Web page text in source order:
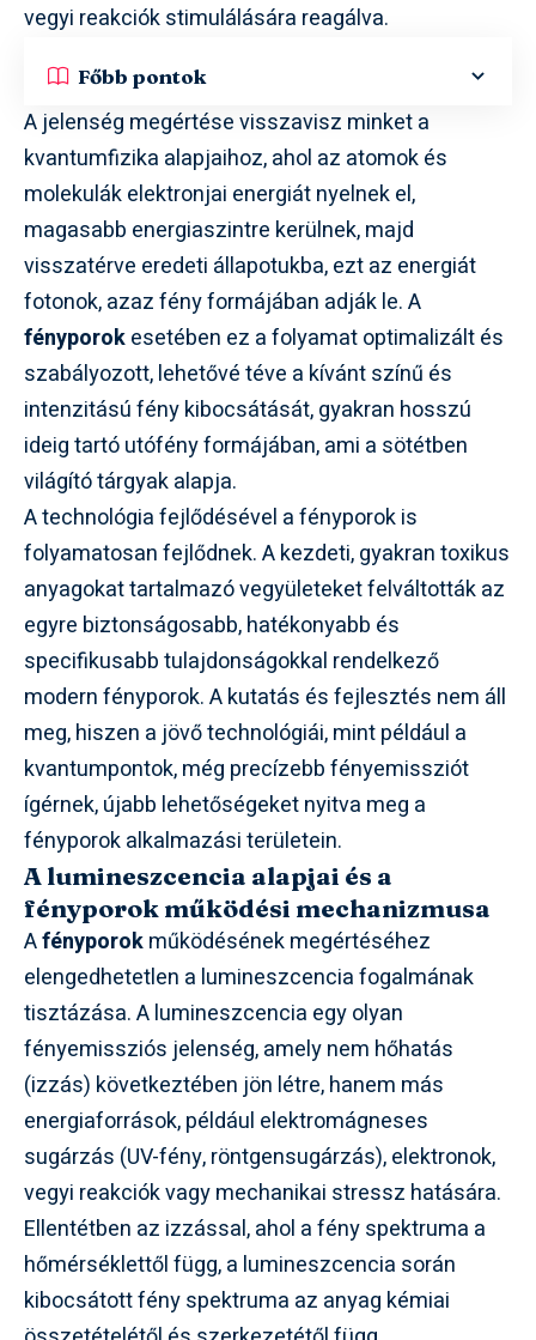
vegyi reakciók stimulálására reagálva.
Főbb pontok
A jelenség megértése visszavisz minket a
kvantumfizika alapjaihoz, ahol az atomok és
molekulák elektronjai energiát nyelnek el,
magasabb energiaszintre kerülnek, majd
visszatérve eredeti állapotukba, ezt az energiát
fotonok, azaz fény formájában adják le. A
fényporokesetében ez a folyamat optimalizált és
szabályozott, lehetővé téve a kívánt színű és
intenzitású fény kibocsátását, gyakran hosszú
ideig tartó utófény formájában, ami a sötétben
világító tárgyak alapja.
A technológia fejlődésével a fényporok is
folyamatosan fejlődnek. A kezdeti, gyakran toxikus
anyagokat tartalmazó vegyületeket felváltották az
egyre biztonságosabb, hatékonyabb és
specifikusabb tulajdonságokkal rendelkező
modern fényporok. A kutatás és fejlesztés nem áll
meg, hiszen a jövő technológiái, mint például a
kvantumpontok, még precízebb fényemissziót
ígérnek, újabb lehetőségeket nyitva meg a
fényporok alkalmazási területein.
A lumineszcencia alapjai és a
fényporok működési mechanizmusa
Afényporokműködésének megértéséhez
elengedhetetlen a lumineszcencia fogalmának
tisztázása. A lumineszcencia egy olyan
fényemissziós jelenség, amely nem hőhatás
(izzás) következtében jön létre, hanem más
energiaforrások, például elektromágneses
sugárzás (UV-fény, röntgensugárzás), elektronok,
vegyi reakciók vagy mechanikai stressz hatására.
Ellentétben az izzással, ahol a fény spektruma a
hőmérséklettől függ, a lumineszcencia során
kibocsátott fény spektruma az anyag kémiai